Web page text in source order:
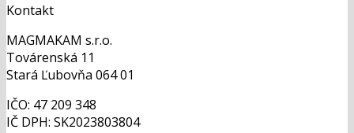
Kontakt
MAGMAKAM s.r.o.
Továrenská 11
Stará Ľubovňa 064 01
IČO: 47 209 348
IČ DPH: SK2023803804